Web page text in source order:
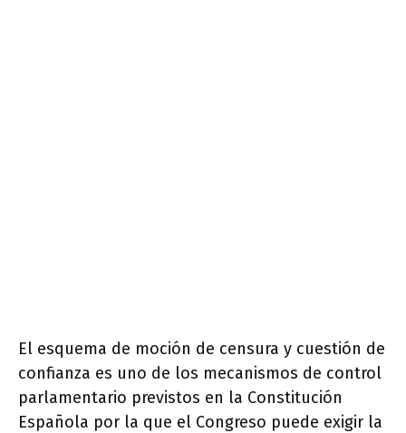
El esquema de moción de censura y cuestión de
confianza es uno de los mecanismos de control
parlamentario previstos en la Constitución
Española por la que el Congreso puede exigir la